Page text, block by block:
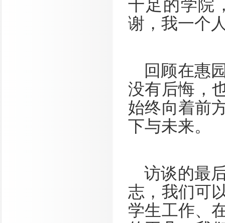
十足的学院
谢，我一个
回顾在惠
没有后悔，
始终向着前
下与未来。
访谈的最
志，我们可
学生工作、